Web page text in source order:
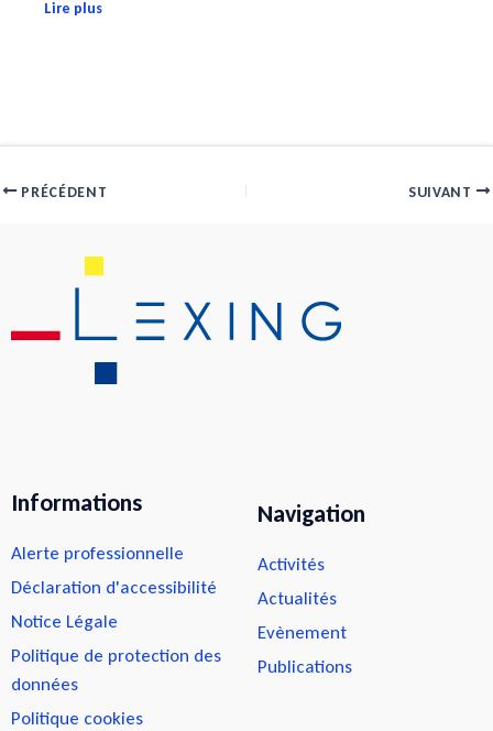
Lire plus
PRÉCÉDENT SUIVANT
Informations
Alerte professionnelle
Déclaration d'accessibilité
Notice Légale
Politique de protection des
données
Politique cookies
Navigation
Activités
Actualités
Evènement
Publications